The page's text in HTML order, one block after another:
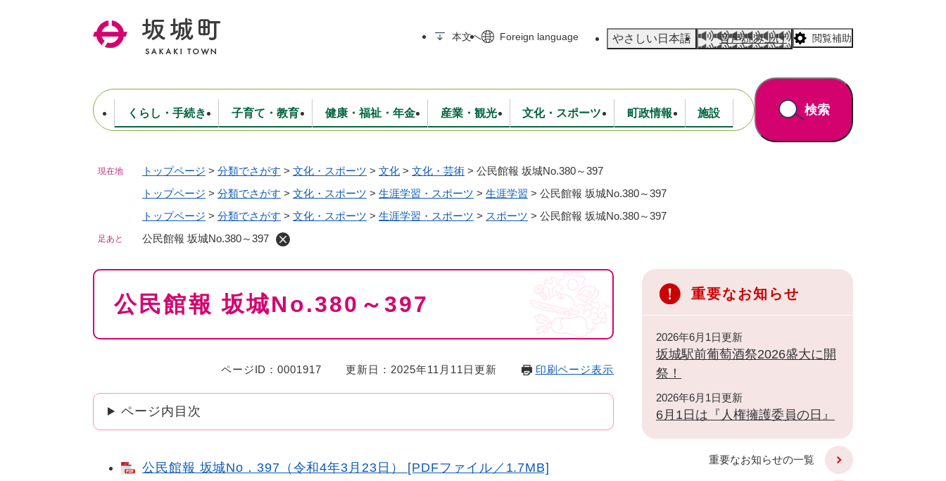
本文へ Foreign language やさしい日本語 音声読み上げ 閲覧補助
くらし・手続き
住民票・戸籍・証明 防災・行政無線 消防・救急 生活環境
税金
ごみ・環境・衛生 上下水道 地域コミュニティ
子育て・教育
妊娠・出産・子育て 保育 学校・教育
健康・福祉・年金
健康・医療 福祉 保険・年金
産業・観光
商工業 農林業 入札・契約 観光・特産
文化・スポーツ
生涯学習・スポーツ 文化
町政情報
ようこそ町長室へ 坂城町について 統計情報 広報・広聴
人事・採用・職員
選挙 行政
施設
公共施設
検索
現在地 トップページ > 分類でさがす > 文化・スポーツ > 文化 > 文化・芸術 > 公民館報 坂城No.380～397
トップページ > 分類でさがす > 文化・スポーツ > 生涯学習・スポーツ > 生涯学習 > 公民館報 坂城No.380～397
トップページ > 分類でさがす > 文化・スポーツ > 生涯学習・スポーツ > スポーツ > 公民館報 坂城No.380～397
足あと 公民館報 坂城No.380～397
本
公民館報 坂城No.380～397
ページID：0001917 更新日：2025年11月11日更新 印刷ページ表示
ページ内目次
公民館報 坂城No．397（令和4年3月23日） [PDFファイル／1.7MB]
重要なお知らせ
2026年6月1日更新
坂城駅前葡萄酒祭2026盛大に開
祭！
2026年6月1日更新
6月1日は『人権擁護委員の日』
重要なお知らせの一覧